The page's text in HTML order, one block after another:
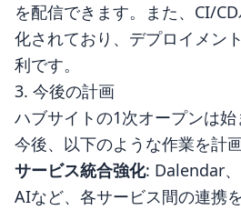
を配信できます。また、CI/
化されており、デプロイメン
利です。
3. 今後の計画
ハブサイトの1次オープンは始
今後、以下のような作業を計
サービス統合強化: Dalendar
AIなど、各サービス間の連携